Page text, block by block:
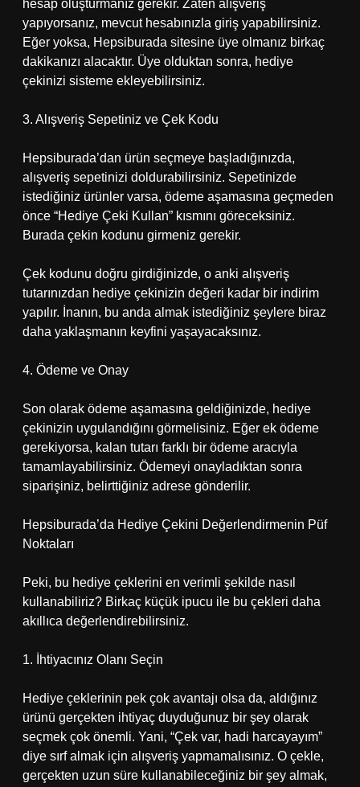
hesap oluşturmanız gerekir. Zaten alışveriş
yapıyorsanız, mevcut hesabınızla giriş yapabilirsiniz.
Eğer yoksa, Hepsiburada sitesine üye olmanız birkaç
dakikanızı alacaktır. Üye olduktan sonra, hediye
çekinizi sisteme ekleyebilirsiniz.
3. Alışveriş Sepetiniz ve Çek Kodu
Hepsiburada’dan ürün seçmeye başladığınızda,
alışveriş sepetinizi doldurabilirsiniz. Sepetinizde
istediğiniz ürünler varsa, ödeme aşamasına geçmeden
önce “Hediye Çeki Kullan” kısmını göreceksiniz.
Burada çekin kodunu girmeniz gerekir.
Çek kodunu doğru girdiğinizde, o anki alışveriş
tutarınızdan hediye çekinizin değeri kadar bir indirim
yapılır. İnanın, bu anda almak istediğiniz şeylere biraz
daha yaklaşmanın keyfini yaşayacaksınız.
4. Ödeme ve Onay
Son olarak ödeme aşamasına geldiğinizde, hediye
çekinizin uygulandığını görmelisiniz. Eğer ek ödeme
gerekiyorsa, kalan tutarı farklı bir ödeme aracıyla
tamamlayabilirsiniz. Ödemeyi onayladıktan sonra
siparişiniz, belirttiğiniz adrese gönderilir.
Hepsiburada’da Hediye Çekini Değerlendirmenin Püf
Noktaları
Peki, bu hediye çeklerini en verimli şekilde nasıl
kullanabiliriz? Birkaç küçük ipucu ile bu çekleri daha
akıllıca değerlendirebilirsiniz.
1. İhtiyacınız Olanı Seçin
Hediye çeklerinin pek çok avantajı olsa da, aldığınız
ürünü gerçekten ihtiyaç duyduğunuz bir şey olarak
seçmek çok önemli. Yani, “Çek var, hadi harcayayım”
diye sırf almak için alışveriş yapmamalısınız. O çekle,
gerçekten uzun süre kullanabileceğiniz bir şey almak,